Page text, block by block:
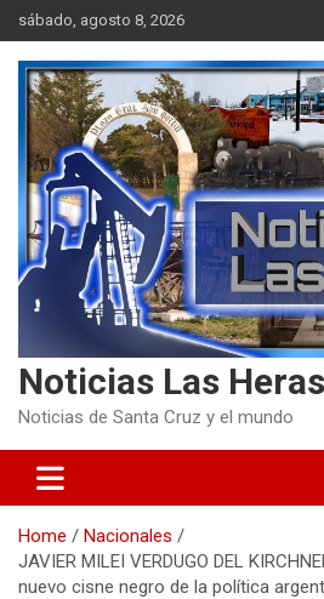
Skip
to
content
sábado, agosto 8, 2026
Noticias Las Heras
Noticias de Santa Cruz y el mundo
Home
Nacionales
JAVIER MILEI VERDUGO DEL
nuevo cisne negro de la política